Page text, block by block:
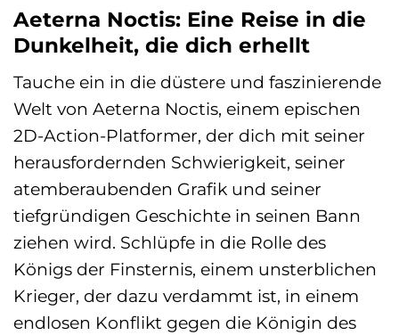
Aeterna Noctis: Eine Reise in die
Dunkelheit, die dich erhellt
Tauche ein in die düstere und faszinierende
Welt von Aeterna Noctis, einem epischen
2D-Action-Platformer, der dich mit seiner
herausfordernden Schwierigkeit, seiner
atemberaubenden Grafik und seiner
tiefgründigen Geschichte in seinen Bann
ziehen wird. Schlüpfe in die Rolle des
Königs der Finsternis, einem unsterblichen
Krieger, der dazu verdammt ist, in einem
endlosen Konflikt gegen die Königin des